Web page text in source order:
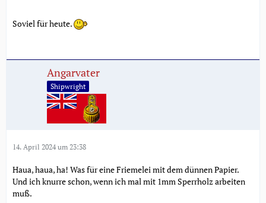
Soviel für heute.
Angarvater
Shipwright
14. April 2024 um 23:38
Haua, haua, ha! Was für eine Friemelei mit dem dünnen Papier.
Und ich knurre schon, wenn ich mal mit 1mm Sperrholz arbeiten
muß.